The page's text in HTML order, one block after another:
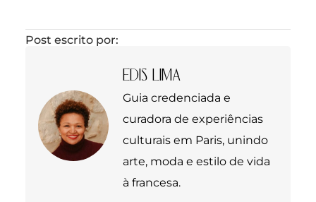
Post escrito por:
EDIS LIMA
Guia credenciada e
curadora de experiências
culturais em Paris, unindo
arte, moda e estilo de vida
à francesa.